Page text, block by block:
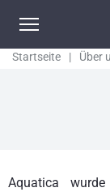
Startseite | Über
Aquatica